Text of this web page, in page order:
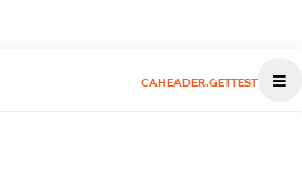
CAHEADER.GETTEST